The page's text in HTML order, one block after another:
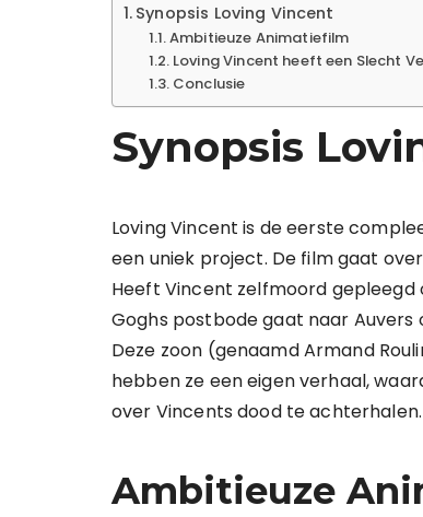
Synopsis Loving Vincent
Ambitieuze Animatiefilm
Loving Vincent heeft een Slecht
Conclusie
Synopsis
Loving Vincent is de eerste
een uniek project. De film gaat
Heeft Vincent zelfmoord gepleegd
Goghs postbode gaat naar
Deze zoon (genaamd Armand
hebben ze een eigen verhaal,
over Vincents dood te achterhalen.
Ambitieuze